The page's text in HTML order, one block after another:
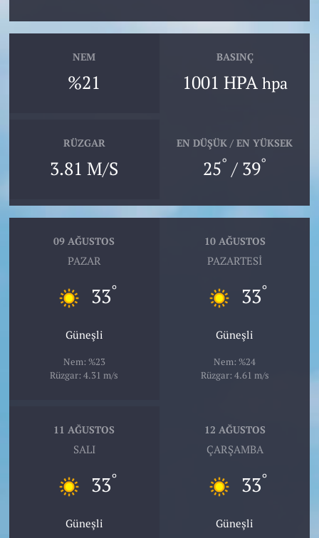
NEM
%21
BASINÇ
1001 HPA hpa
RÜZGAR
3.81 M/S
EN DÜŞÜK / EN YÜKSEK
25° / 39°
09 AĞUSTOS
PAZAR
33°
Güneşli
Nem: %23
Rüzgar: 4.31 m/s
10 AĞUSTOS
PAZARTESI
33°
Güneşli
Nem: %24
Rüzgar: 4.61 m/s
11 AĞUSTOS
SALI
33°
Güneşli
12 AĞUSTOS
ÇARŞAMBA
33°
Güneşli